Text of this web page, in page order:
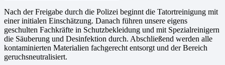
Nach der Freigabe durch die Polizei beginnt die Tatortreinigung mit
einer initialen Einschätzung. Danach führen unsere eigens
geschulten Fachkräfte in Schutzbekleidung und mit Spezialreinigern
die Säuberung und Desinfektion durch. Abschließend werden alle
kontaminierten Materialien fachgerecht entsorgt und der Bereich
geruchsneutralisiert.